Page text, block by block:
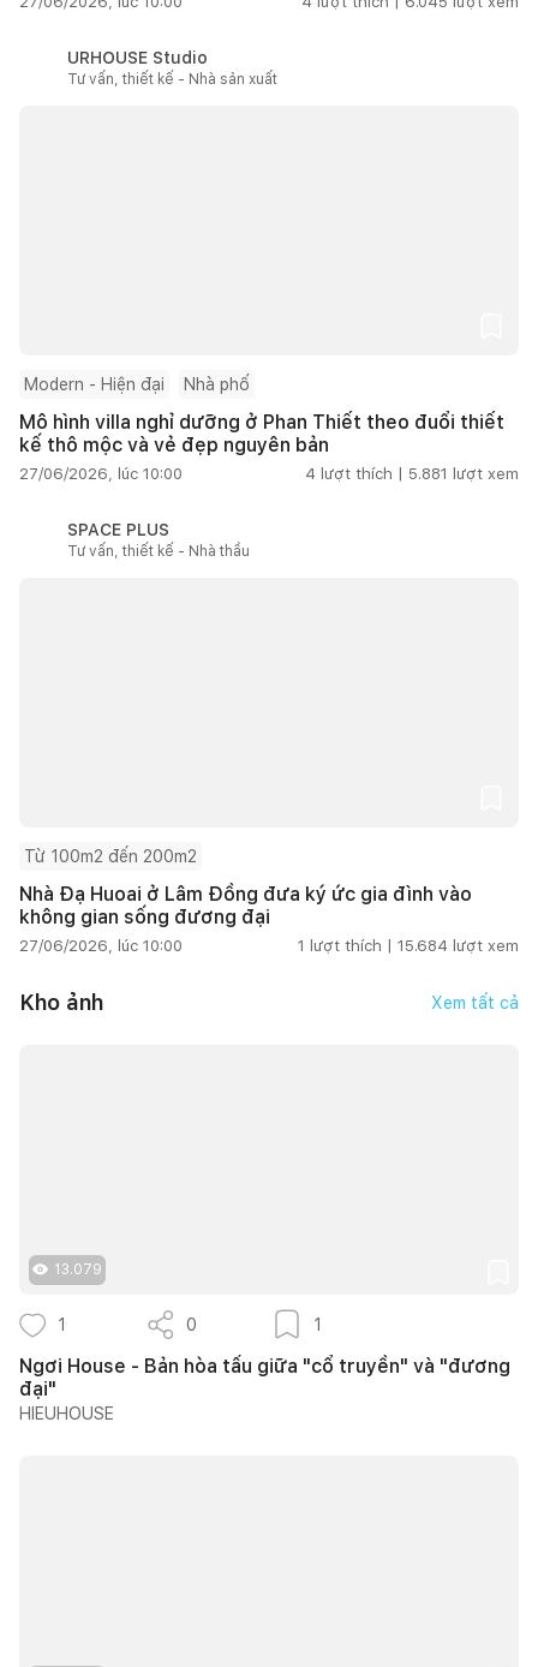
URHOUSE Studio
Tư vấn, thiết kế - Nhà sản xuất
Modern - Hiện đại Nhà phố
Mô hình villa nghỉ dưỡng ở Phan Thiết theo đuổi thiết
kế thô mộc và vẻ đẹp nguyên bản
27/06/2026, lúc 10:00 4 lượt thích | 5.881 lượt xem
SPACE PLUS
Tư vấn, thiết kế - Nhà thầu
Từ 100m2 đến 200m2
Nhà Đạ Huoai ở Lâm Đồng đưa ký ức gia đình vào
không gian sống đương đại
27/06/2026, lúc 10:00 1 lượt thích | 15.684 lượt xem
Kho ảnh Xem tất cả
13.079
1 0 1
Ngơi House - Bản hòa tấu giữa "cổ truyền" và "đương
đại"
HIEUHOUSE